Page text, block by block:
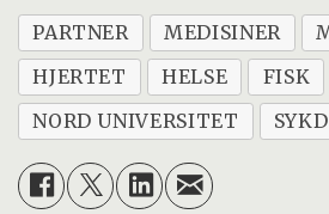
PARTNER MEDISINER
HJERTET
HELSE
FISK
NORD UNIVERSITET